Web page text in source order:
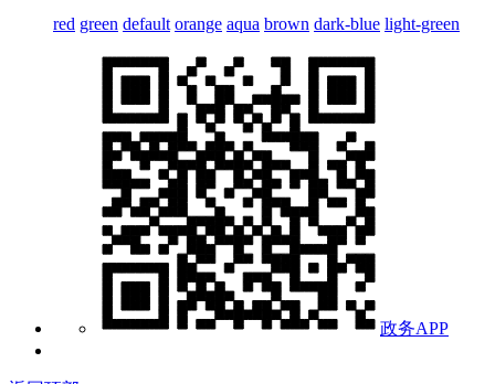
red green default orange aqua brown dark-blue light-green
政务APP